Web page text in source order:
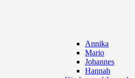
Annika
Mario
Johannes
Hannah